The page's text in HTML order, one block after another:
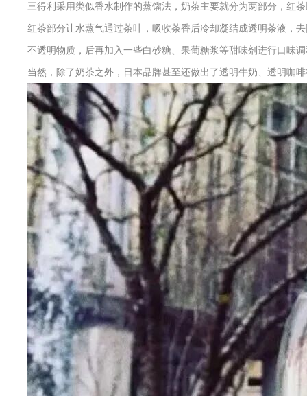
三得利采用类似香水制作的蒸馏法，奶茶主要就分为两部分，红
红茶部分让水蒸气通过茶叶，吸收茶香后冷却凝结成透明茶液，
不透明物质，后再加入一些白砂糖、果葡糖浆等甜味剂进行口味
当然，除了奶茶之外，日本品牌甚至还做出了透明牛奶、透明咖